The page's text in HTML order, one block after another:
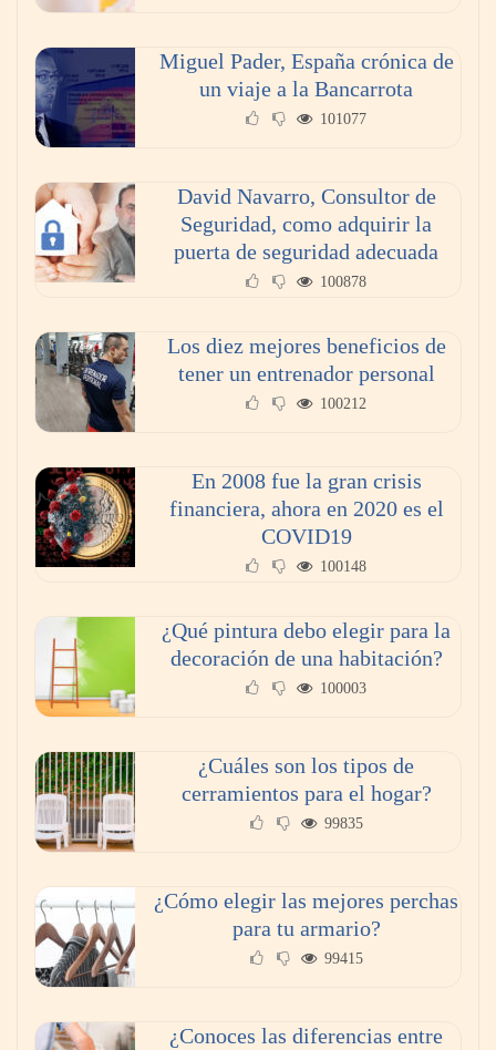
butano?
Principales tendencias tecnológicas para 2021
Miguel Pader, España crónica de
un viaje a la Bancarrota
101077
David Navarro, Consultor de
Seguridad, como adquirir la
puerta de seguridad adecuada
100878
Los diez mejores beneficios de
tener un entrenador personal
100212
En 2008 fue la gran crisis
financiera, ahora en 2020 es el
COVID19
100148
¿Qué pintura debo elegir para la
decoración de una habitación?
100003
¿Cuáles son los tipos de
cerramientos para el hogar?
99835
¿Cómo elegir las mejores perchas
para tu armario?
99415
¿Conoces las diferencias entre